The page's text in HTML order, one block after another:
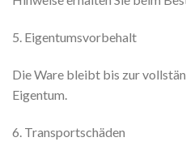
5. Eigentumsvorbehalt
Die Ware bleibt bis zur
Eigentum.
6. Transportschäden